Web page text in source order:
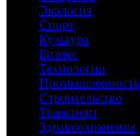
Экология
Спорт
Культура
Бизнес
Технологии
Промышленность
Строительство
Транспорт
Здравоохранение